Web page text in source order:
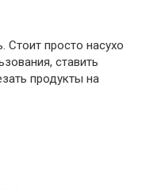
Стоит просто насухо
ставить
продукты на